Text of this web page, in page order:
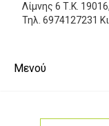
Λίμνης 6 Τ.Κ.
Τηλ. 6974127231
Μενού